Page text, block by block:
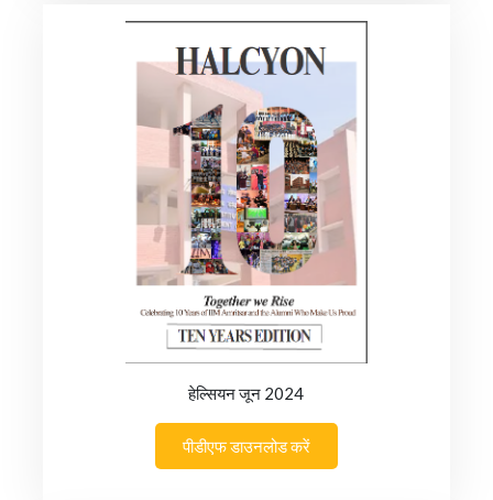
हेल्सियन जून 2024
पीडीएफ डाउनलोड करें